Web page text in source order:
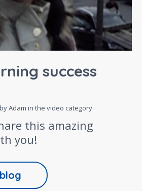
success
by Adam in the video category
this amazing
you!